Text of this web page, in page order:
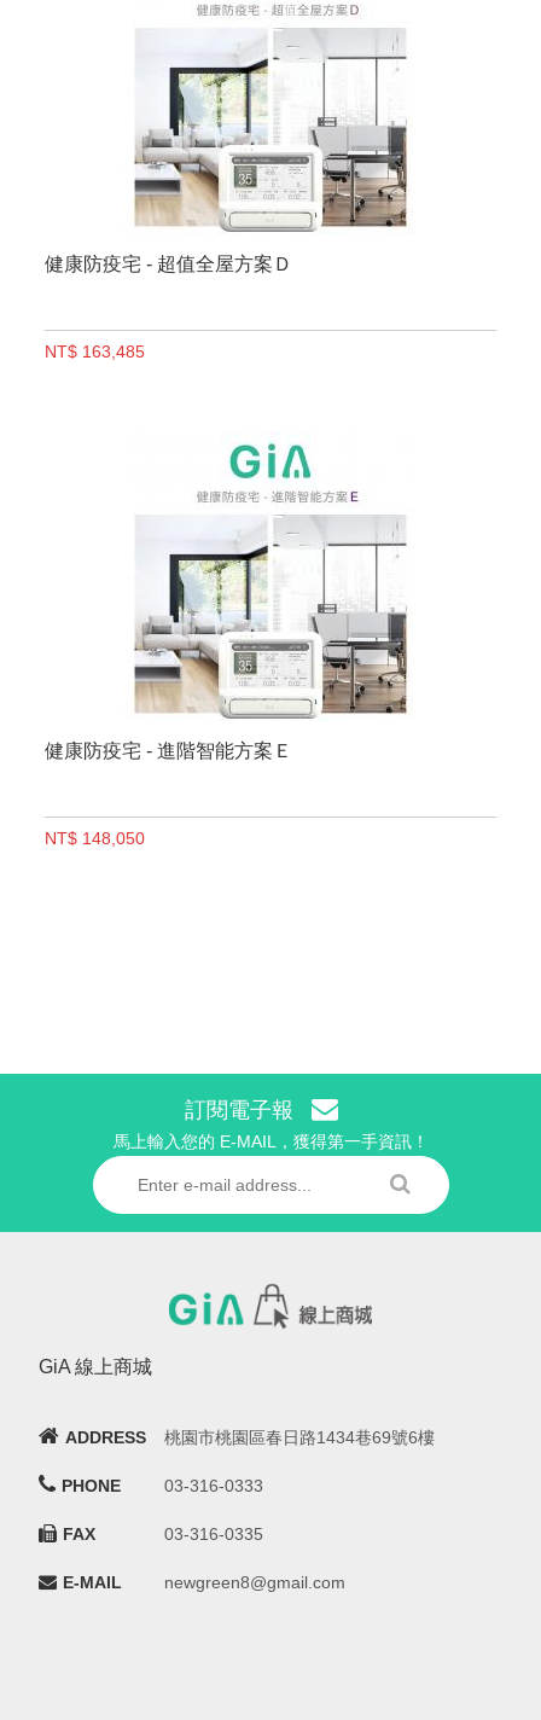
健康防疫宅 - 超值全屋方案Ｄ
NT$ 163,485
健康防疫宅 - 進階智能方案Ｅ
NT$ 148,050
訂閱電子報
馬上輸入您的 E-MAIL，獲得第一手資訊！
GiA 線上商城
ADDRESS 桃園市桃園區春日路1434巷69號6樓
PHONE 03-316-0333
FAX 03-316-0335
E-MAIL newgreen8@gmail.com